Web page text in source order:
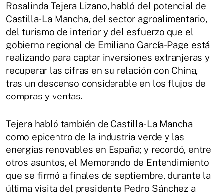
Rosalinda Tejera Lizano, habló del potencial de
Castilla-La Mancha, del sector agroalimentario,
del turismo de interior y del esfuerzo que el
gobierno regional de Emiliano García-Page está
realizando para captar inversiones extranjeras y
recuperar las cifras en su relación con China,
tras un descenso considerable en los flujos de
compras y ventas.
Tejera habló también de Castilla-La Mancha
como epicentro de la industria verde y las
energías renovables en España; y recordó, entre
otros asuntos, el Memorando de Entendimiento
que se firmó a finales de septiembre, durante la
última visita del presidente Pedro Sánchez a